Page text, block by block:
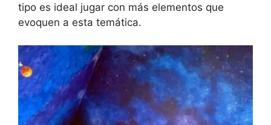
tipo es ideal jugar con más elementos que
evoquen a esta temática.